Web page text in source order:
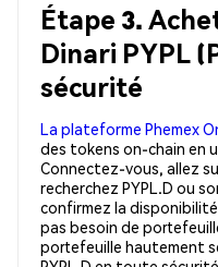
Étape 3.
Dinari PYPL
sécurité
La plateforme Phemex
des tokens on-chain en
Connectez-vous, allez
recherchez PYPL.D ou
confirmez la
pas besoin de
portefeuille hautement